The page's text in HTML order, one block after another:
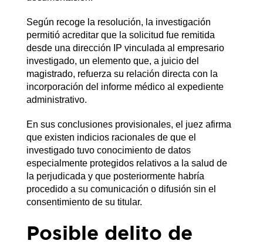
Según recoge la resolución, la investigación
permitió acreditar que la solicitud fue remitida
desde una dirección IP vinculada al empresario
investigado, un elemento que, a juicio del
magistrado, refuerza su relación directa con la
incorporación del informe médico al expediente
administrativo.
En sus conclusiones provisionales, el juez afirma
que existen indicios racionales de que el
investigado tuvo conocimiento de datos
especialmente protegidos relativos a la salud de
la perjudicada y que posteriormente habría
procedido a su comunicación o difusión sin el
consentimiento de su titular.
Posible delito de